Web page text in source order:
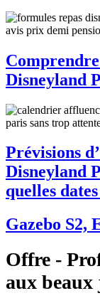
Disneyland
Prévisions
Disneyland
quelles
Gazebo S2,
Offre -
aux beaux